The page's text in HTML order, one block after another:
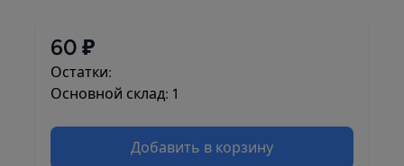
60 ₽
Остатки:
Основной склад: 1
Добавить в корзину